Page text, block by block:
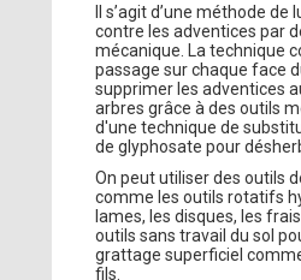
Il s’agit d’une méthode
contre les adventices par
mécanique. La technique
passage sur chaque face
supprimer les adventices
arbres grâce à des outils
d'une technique de
de glyphosate pour
On peut utiliser des outils
comme les outils rotatifs
lames, les disques, les
outils sans travail du sol
grattage superficiel
fils.